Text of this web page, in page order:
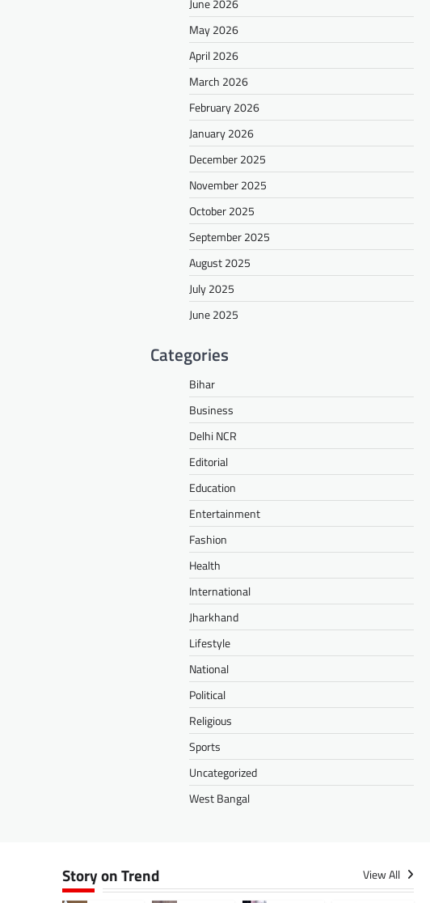
May 2026
April 2026
March 2026
February 2026
January 2026
December 2025
November 2025
October 2025
September 2025
August 2025
July 2025
June 2025
Categories
Bihar
Business
Delhi NCR
Editorial
Education
Entertainment
Fashion
Health
International
Jharkhand
Lifestyle
National
Political
Religious
Sports
Uncategorized
West Bangal
Story on Trend View All